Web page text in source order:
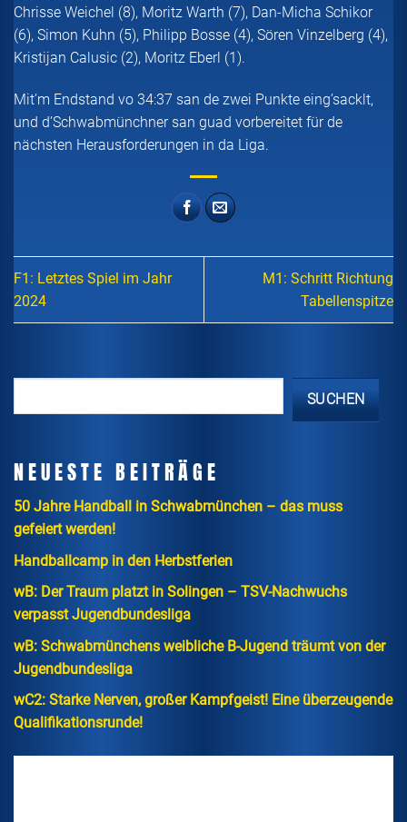
Chrisse Weichel (8), Moritz Warth (7), Dan-Micha Schikor
(6), Simon Kuhn (5), Philipp Bosse (4), Sören Vinzelberg (4),
Kristijan Calusic (2), Moritz Eberl (1).
Mit’m Endstand vo 34:37 san de zwei Punkte eing’sacklt,
und d’Schwabmünchner san guad vorbereitet für de
nächsten Herausforderungen in da Liga.
F1: Letztes Spiel im Jahr
2024
M1: Schritt Richtung
Tabellenspitze
SUCHEN
NEUESTE BEITRÄGE
50 Jahre Handball in Schwabmünchen – das muss
gefeiert werden!
Handballcamp in den Herbstferien
wB: Der Traum platzt in Solingen – TSV-Nachwuchs
verpasst Jugendbundesliga
wB: Schwabmünchens weibliche B-Jugend träumt von der
Jugendbundesliga
wC2: Starke Nerven, großer Kampfgeist! Eine überzeugende
Qualifikationsrunde!